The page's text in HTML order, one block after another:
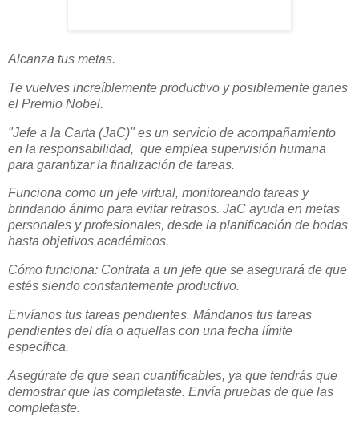
Alcanza tus metas.
Te vuelves increíblemente productivo y posiblemente ganes
el Premio Nobel.
"Jefe a la Carta (JaC)" es un servicio de acompañamiento
en la responsabilidad, que emplea supervisión humana
para garantizar la finalización de tareas.
Funciona como un jefe virtual, monitoreando tareas y
brindando ánimo para evitar retrasos. JaC ayuda en metas
personales y profesionales, desde la planificación de bodas
hasta objetivos académicos.
Cómo funciona: Contrata a un jefe que se asegurará de que
estés siendo constantemente productivo.
Envíanos tus tareas pendientes. Mándanos tus tareas
pendientes del día o aquellas con una fecha límite
específica.
Asegúrate de que sean cuantificables, ya que tendrás que
demostrar que las completaste. Envía pruebas de que las
completaste.